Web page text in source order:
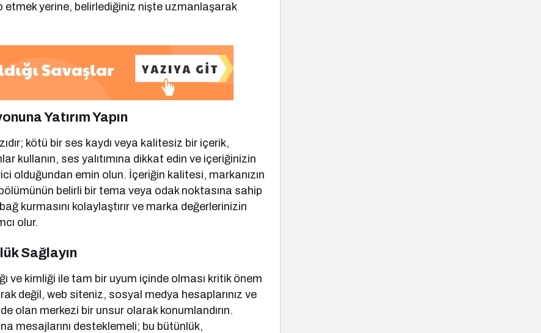
yerine, belirlediğiniz nişte uzmanlaşarak
Yatırım Yapın
kötü bir ses kaydı veya kalitesiz bir içerik,
kullanın, ses yalıtımına dikkat edin ve içeriğinizin
olduğundan emin olun. İçeriğin kalitesi, markanızın
belirli bir tema veya odak noktasına sahip
kurmasını kolaylaştırır ve marka değerlerinizin
olur.
Sağlayın
ve kimliği ile tam bir uyum içinde olması kritik önem
değil, web siteniz, sosyal medya hesaplarınız ve
olan merkezi bir unsur olarak konumlandırın.
mesajlarını desteklemeli; bu bütünlük,